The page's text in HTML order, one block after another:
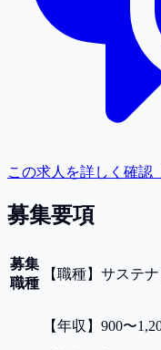
この求人を詳しく確認
募集要項
募集
職種
【職種】 サステ
【年収 】 900〜